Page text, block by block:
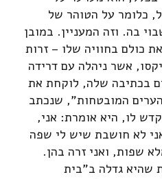
כלומר על הטוהר של
בה. וזה המעניין. במובן
כולם בחוויה שלו – זרות
אשר ניהלה עם דרידה
בכתיבה שלה, לוקחת את
המובטחות", שנכתב
לו, היא אומרת: אני,
לא חושבת שיש לי שפה
שפות, ואני זרה בהן.
שהיא גדלה ב"בית